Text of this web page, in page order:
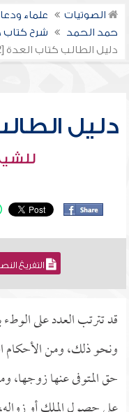
الصوتيات علماء
حمد الحمد
شرح كتاب
دليل الطالب كتاب العدة [2]
دليل
التفريغ
قد تترتب العدد على
ونحو ذلك، ومن الأحكام
حق المتوفى عنها زوجها،